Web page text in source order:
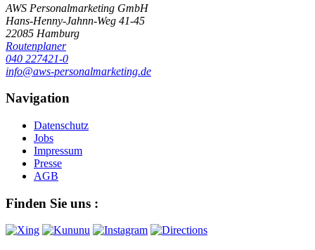
AWS Personalmarketing GmbH
Hans-Henny-Jahnn-Weg 41-45
22085 Hamburg
Routenplaner
040 227421-0
info@aws-personalmarketing.de
Navigation
Datenschutz
Jobs
Impressum
Presse
AGB
Finden Sie uns :